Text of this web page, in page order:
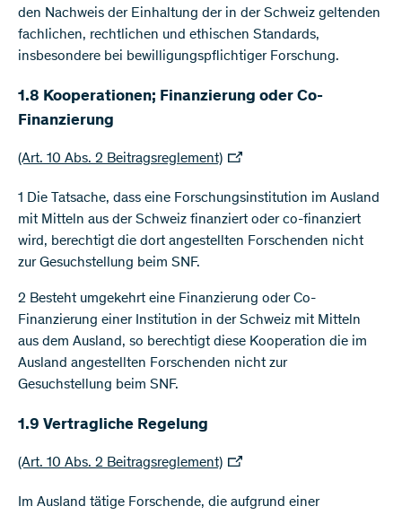
den Nachweis der Einhaltung der in der Schweiz geltenden
fachlichen, rechtlichen und ethischen Standards,
insbesondere bei bewilligungspflichtiger Forschung.
1.8 Kooperationen; Finanzierung oder Co-
Finanzierung
(Art. 10 Abs. 2 Beitragsreglement)
1 Die Tatsache, dass eine Forschungsinstitution im Ausland
mit Mitteln aus der Schweiz finanziert oder co-finanziert
wird, berechtigt die dort angestellten Forschenden nicht
zur Gesuchstellung beim SNF.
2 Besteht umgekehrt eine Finanzierung oder Co-
Finanzierung einer Institution in der Schweiz mit Mitteln
aus dem Ausland, so berechtigt diese Kooperation die im
Ausland angestellten Forschenden nicht zur
Gesuchstellung beim SNF.
1.9 Vertragliche Regelung
(Art. 10 Abs. 2 Beitragsreglement)
Im Ausland tätige Forschende, die aufgrund einer